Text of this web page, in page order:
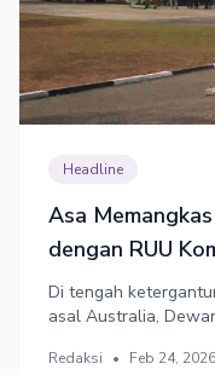
Headline
Asa
dengan RUU
Di tengah
asal Australia,
Undang (RUU)
Redaksi • Feb 24, 2026